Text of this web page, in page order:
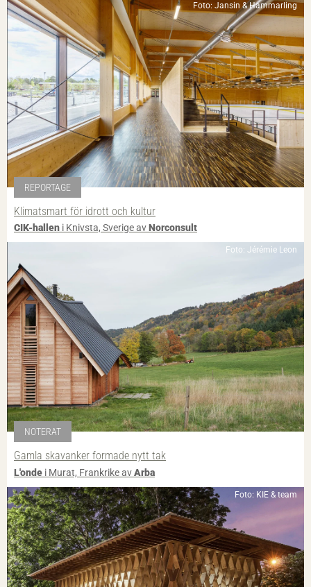
Foto: Jansin & Hammarling
REPORTAGE
Klimatsmart för idrott och kultur
CIK-hallen i Knivsta, Sverige avNorconsult
Foto: Jérémie Leon
NOTERAT
Gamla skavanker formade nytt tak
L'onde i Murat, Frankrike avArba
Foto: KIE & team